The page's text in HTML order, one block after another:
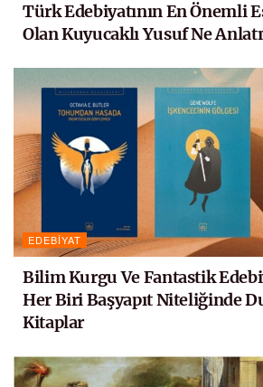
Türk Edebiyatının En Önemli
Olan Kuyucaklı Yusuf Ne
EDEBIYAT
Bilim Kurgu Ve Fantastik
Her Biri Başyapıt Niteliğinde
Kitaplar